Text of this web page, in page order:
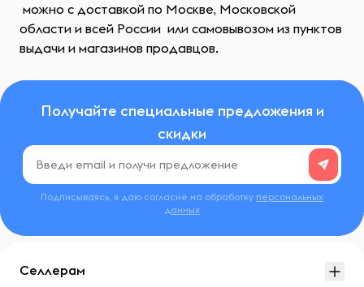
можно с доставкой по Москве, Московской
области и всей России или самовывозом из пунктов
выдачи и магазинов продавцов.
Получайте специальные предложения и
скидки
Подписываясь, я даю согласие на обработку персональных
данных
Селлерам